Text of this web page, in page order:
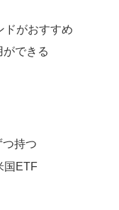
ドがおすすめ
ができる
つ持つ
国ETF